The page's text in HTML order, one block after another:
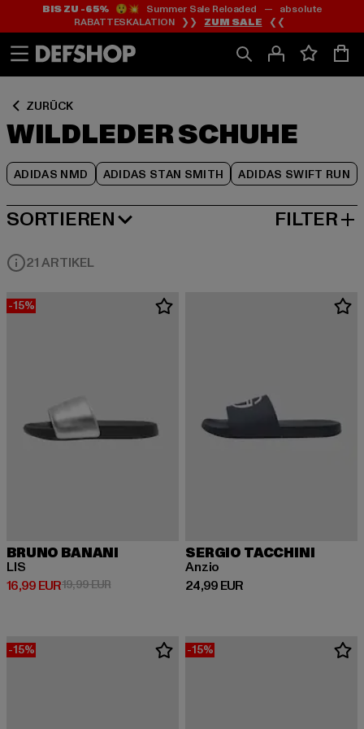
Zum
Inhalt
springen
Zum
Fußzeile
springen
BIS ZU -65%😲💥 Summer Sale Reloaded — absolute
RABATTESKALATION ❯❯ ZUM SALE ❮❮
ZURÜCK
WILDLEDER SCHUHE
ADIDAS NMD ADIDAS STAN SMITH ADIDAS SWIFT RUN
Zum
Produktraster
springen
SORTIEREN
BELIEBTESTE FILTER
21 ARTIKEL
-15%
BRUNO BANANI
LIS
16,99 EUR
Derzeitiger Preis: 16,99 EUR
19,99 EURAktionspreis: 19,99 EUR
SERGIO TACCHINI
Anzio
24,99 EUR
Derzeitiger Preis: 24,99 EUR
-15% -15%